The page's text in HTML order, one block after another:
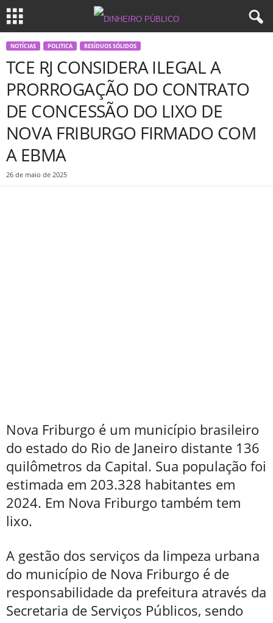
NOTÍCIAS POLITICA RESÍDUOS SÓLIDOS
TCE RJ CONSIDERA ILEGAL A
PRORROGAÇÃO DO CONTRATO
DE CONCESSÃO DO LIXO DE
NOVA FRIBURGO FIRMADO COM
A EBMA
26 de maio de 2025
Nova Friburgo é um município brasileiro
do estado do Rio de Janeiro distante 136
quilômetros da Capital. Sua população foi
estimada em 203.328 habitantes em
2024. Em Nova Friburgo também tem
lixo.
A gestão dos serviços da limpeza urbana
do município de Nova Friburgo é de
responsabilidade da prefeitura através da
Secretaria de Serviços Públicos, sendo